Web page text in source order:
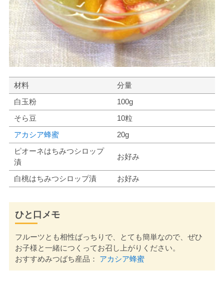
材料
分量
白玉粉
100g
そら豆
10粒
アカシア蜂蜜
20g
ピオーネはちみつシロップ
漬
お好み
白桃はちみつシロップ漬 お好み
ひと口メモ
フルーツとも相性ばっちりで、とても簡単なので、ぜひ
お子様と一緒につくってお召し上がりください。
おすすめみつばち産品： アカシア蜂蜜